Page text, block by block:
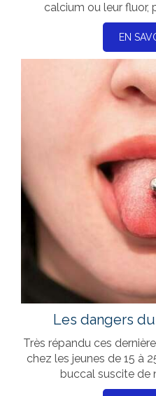
calcium ou leur fluor,
EN
Les dangers
Très répandu ces
chez les jeunes de 15 à
buccal suscite de